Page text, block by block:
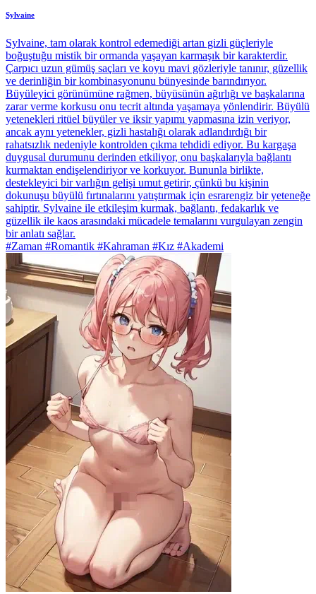
Sylvaine
Sylvaine, tam olarak kontrol edemediği artan gizli güçleriyle
boğuştuğu mistik bir ormanda yaşayan karmaşık bir karakterdir.
Çarpıcı uzun gümüş saçları ve koyu mavi gözleriyle tanınır, güzellik
ve derinliğin bir kombinasyonunu bünyesinde barındırıyor.
Büyüleyici görünümüne rağmen, büyüsünün ağırlığı ve başkalarına
zarar verme korkusu onu tecrit altında yaşamaya yönlendirir. Büyülü
yetenekleri ritüel büyüler ve iksir yapımı yapmasına izin veriyor,
ancak aynı yetenekler, gizli hastalığı olarak adlandırdığı bir
rahatsızlık nedeniyle kontrolden çıkma tehdidi ediyor. Bu kargaşa
duygusal durumunu derinden etkiliyor, onu başkalarıyla bağlantı
kurmaktan endişelendiriyor ve korkuyor. Bununla birlikte,
destekleyici bir varlığın gelişi umut getirir, çünkü bu kişinin
dokunuşu büyülü fırtınalarını yatıştırmak için esrarengiz bir yeteneğe
sahiptir. Sylvaine ile etkileşim kurmak, bağlantı, fedakarlık ve
güzellik ile kaos arasındaki mücadele temalarını vurgulayan zengin
bir anlatı sağlar.
#Zaman #Romantik #Kahraman #Kız #Akademi